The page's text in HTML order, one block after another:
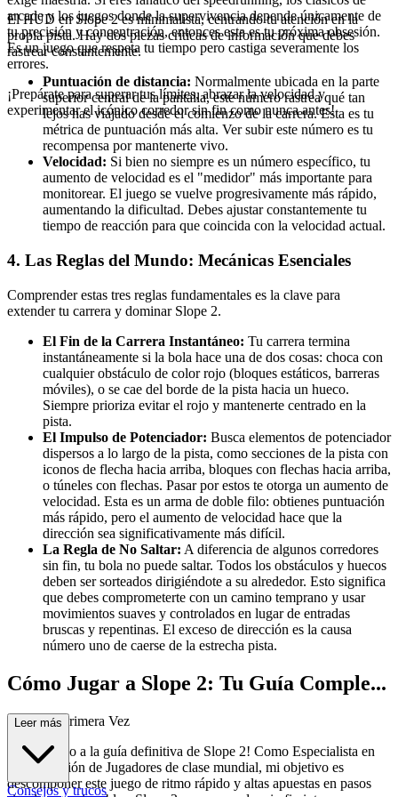
arcade y los juegos donde la supervivencia depende únicamente de
tu precisión y concentración, entonces esta es tu próxima obsesión.
Es un juego que respeta tu tiempo pero castiga severamente los
errores.
¡Prepárate para superar tus límites, abrazar la velocidad y
experimentar el icónico corredor sin fin como nunca antes!
El HUD en Slope 2 es minimalista, centrando tu atención en la
propia pista. Hay dos piezas críticas de información que debes
rastrear constantemente.
Puntuación de distancia: Normalmente ubicada en la parte
superior central de la pantalla, este número rastrea qué tan
lejos has viajado desde el comienzo de la carrera. Esta es tu
métrica de puntuación más alta. Ver subir este número es tu
recompensa por mantenerte vivo.
Velocidad: Si bien no siempre es un número específico, tu
aumento de velocidad es el "medidor" más importante para
monitorear. El juego se vuelve progresivamente más rápido,
aumentando la dificultad. Debes ajustar constantemente tu
tiempo de reacción para que coincida con la velocidad actual.
4. Las Reglas del Mundo: Mecánicas Esenciales
Comprender estas tres reglas fundamentales es la clave para
extender tu carrera y dominar Slope 2.
El Fin de la Carrera Instantáneo: Tu carrera termina
instantáneamente si la bola hace una de dos cosas: choca con
cualquier obstáculo de color rojo (bloques estáticos, barreras
móviles), o se cae del borde de la pista hacia un hueco.
Siempre prioriza evitar el rojo y mantenerte centrado en la
pista.
El Impulso de Potenciador: Busca elementos de potenciador
dispersos a lo largo de la pista, como secciones de la pista con
iconos de flecha hacia arriba, bloques con flechas hacia arriba,
o túneles con flechas. Pasar por estos te otorga un aumento de
velocidad. Esta es un arma de doble filo: obtienes puntuación
más rápido, pero el aumento de velocidad hace que la
dirección sea significativamente más difícil.
La Regla de No Saltar: A diferencia de algunos corredores
sin fin, tu bola no puede saltar. Todos los obstáculos y huecos
deben ser sorteados dirigiéndote a su alrededor. Esto significa
que debes comprometerte con un camino temprano y usar
movimientos suaves y controlados en lugar de entradas
bruscas y repentinas. El exceso de dirección es la causa
número uno de caerse de la estrecha pista.
Cómo Jugar a Slope 2: Tu Guía Comple...
ta para la Primera Vez
¡Bienvenido a la guía definitiva de Slope 2! Como Especialista en
Incorporación de Jugadores de clase mundial, mi objetivo es
descomponer este juego de ritmo rápido y altas apuestas en pasos
Leer más
Consejos y trucos